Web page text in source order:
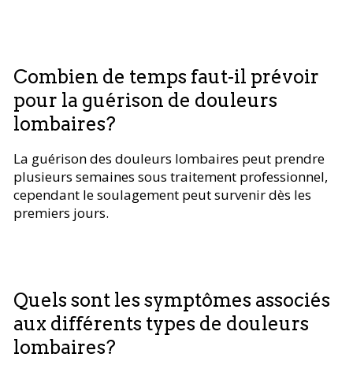
Combien de temps faut-il prévoir
pour la guérison de douleurs
lombaires?
La guérison des douleurs lombaires peut prendre
plusieurs semaines sous traitement professionnel,
cependant le soulagement peut survenir dès les
premiers jours.
Quels sont les symptômes associés
aux différents types de douleurs
lombaires?